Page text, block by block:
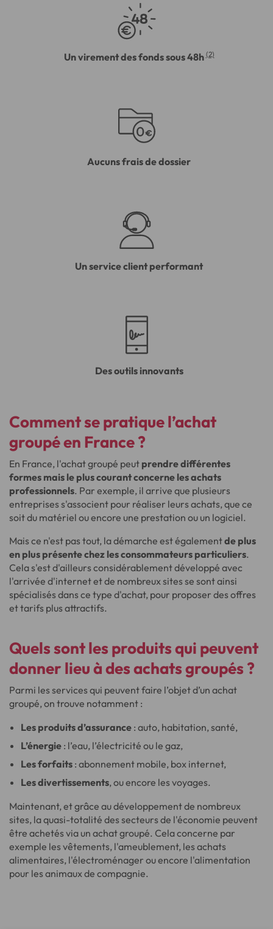
Un virement des fonds sous 48h (2)
Aucuns frais de dossier
Un service client performant
Des outils innovants
Comment se pratique l’achat
groupé en France ?
En France, l'achat groupé peut prendre différentes
formes mais le plus courant concerne les achats
professionnels. Par exemple, il arrive que plusieurs
entreprises s'associent pour réaliser leurs achats, que ce
soit du matériel ou encore une prestation ou un logiciel.
Mais ce n'est pas tout, la démarche est égalementde plus
en plus présente chez les consommateurs particuliers.
Cela s'est d'ailleurs considérablement développé avec
l'arrivée d'internet et de nombreux sites se sont ainsi
spécialisés dans ce type d'achat, pour proposer des offres
et tarifs plus attractifs.
Quels sont les produits qui peuvent
donner lieu à des achats groupés ?
Parmi les services qui peuvent faire l’objet d’un achat
groupé, on trouve notamment :
Les produits d’assurance : auto, habitation, santé,
L’énergie : l’eau, l’électricité ou le gaz,
Les forfaits : abonnement mobile, box internet,
Les divertissements, ou encore les voyages.
Maintenant, et grâce au développement de nombreux
sites, la quasi-totalité des secteurs de l'économie peuvent
être achetés via un achat groupé. Cela concerne par
exemple les vêtements, l'ameublement, les achats
alimentaires, l'électroménager ou encore l'alimentation
pour les animaux de compagnie.